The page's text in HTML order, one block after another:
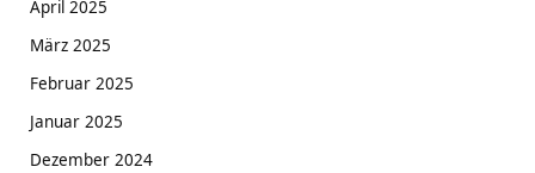
April 2025
März 2025
Februar 2025
Januar 2025
Dezember 2024